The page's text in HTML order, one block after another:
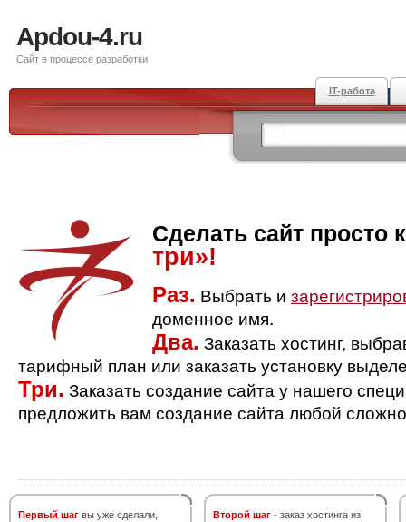
Apdou-4.ru
Сайт в процессе разработки
IT-работа
Сделать сайт просто
три»!
Раз. Выбрать и
доменное имя.
Два. Заказать хостинг,
тарифный план или заказать установку
Три. Заказать создание сайта у нашего
предложить вам создание сайта любой
Первый шаг вы уже сделали,
Второй шаг - заказ хостинга из